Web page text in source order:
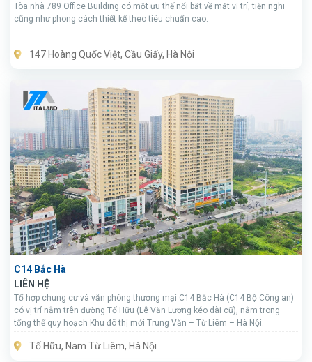
Tòa nhà 789 Office Building có một ưu thế nổi bật về mặt vị trí, tiện nghi
cũng như phong cách thiết kế theo tiêu chuẩn cao.
147 Hoàng Quốc Việt, Cầu Giấy, Hà Nội
C14 Bắc Hà
LIÊN HỆ
Tổ hợp chung cư và văn phòng thương mại C14 Bắc Hà (C14 Bộ Công an)
có vị trí nằm trên đường Tố Hữu (Lê Văn Lương kéo dài cũ), nằm trong
tổng thể quy hoạch Khu đô thị mới Trung Văn – Từ Liêm – Hà Nội.
Tố Hữu, Nam Từ Liêm, Hà Nội